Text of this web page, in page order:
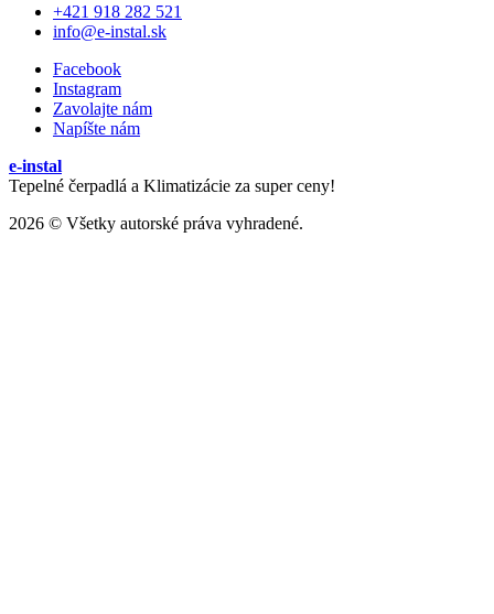
+421 918 282 521
info@e-instal.sk
Facebook
Instagram
Zavolajte nám
Napíšte nám
e-instal
Tepelné čerpadlá a Klimatizácie za super ceny!
2026 © Všetky autorské práva vyhradené.